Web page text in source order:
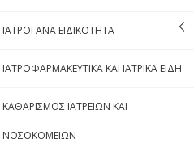
ΙΑΤΡΟΙ ΑΝΑ ΕΙΔΙΚΟΤΗΤΑ
ΙΑΤΡΟΦΑΡΜΑΚΕΥΤΙΚΑ ΚΑΙ ΙΑΤΡΙΚΑ ΕΙΔΗ
ΚΑΘΑΡΙΣΜΟΣ ΙΑΤΡΕΙΩΝ ΚΑΙ
ΝΟΣΟΚΟΜΕΙΩΝ